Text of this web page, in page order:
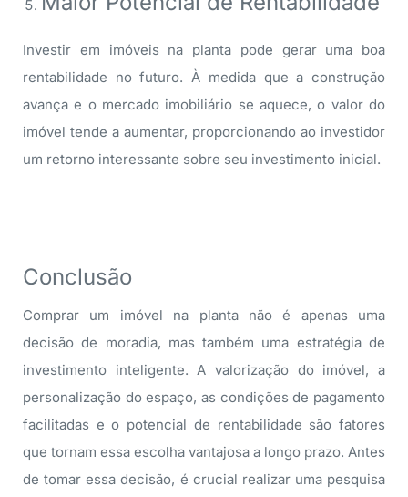
Investir em imóveis na planta pode gerar uma boa
rentabilidade no futuro. À medida que a construção
avança e o mercado imobiliário se aquece, o valor do
imóvel tende a aumentar, proporcionando ao investidor
um retorno interessante sobre seu investimento inicial.
Conclusão
Comprar um imóvel na planta não é apenas uma
decisão de moradia, mas também uma estratégia de
investimento inteligente. A valorização do imóvel, a
personalização do espaço, as condições de pagamento
facilitadas e o potencial de rentabilidade são fatores
que tornam essa escolha vantajosa a longo prazo. Antes
de tomar essa decisão, é crucial realizar uma pesquisa